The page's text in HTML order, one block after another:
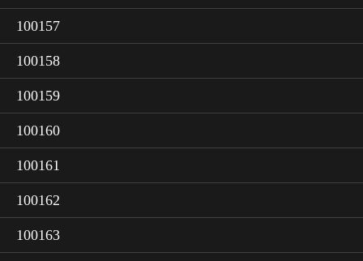
100157
100158
100159
100160
100161
100162
100163